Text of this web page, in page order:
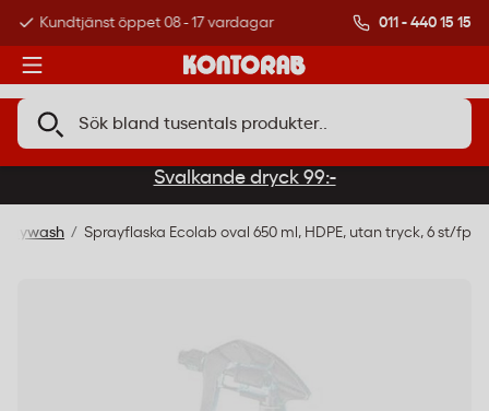
Kundtjänst öppet 08 - 17 vardagar Över 500 000
011 - 440 15 15
Svalkande dryck 99:-
Sprayflaska Ecolab oval 650 ml, HDPE, utan tryck, 6 st/fp